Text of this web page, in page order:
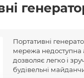
Портативні
мережа недоступна
дозволяє легко і
будівельні